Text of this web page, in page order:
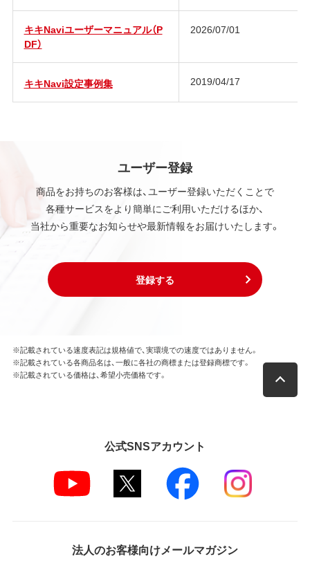
キキNaviユーザーマニュアル（P
DF）
2026/07/01
キキNavi設定事例集 2019/04/17
ユーザー登録
商品をお持ちのお客様は、ユーザー登録いただくことで
各種サービスをより簡単にご利用いただけるほか、
当社から重要なお知らせや最新情報をお届けいたします。
登録する
※記載されている速度表記は規格値で、実環境での速度ではありません。
※記載されている各商品名は、一般に各社の商標または登録商標です。
※記載されている価格は、希望小売価格です。
公式SNSアカウント
法人のお客様向けメールマガジン